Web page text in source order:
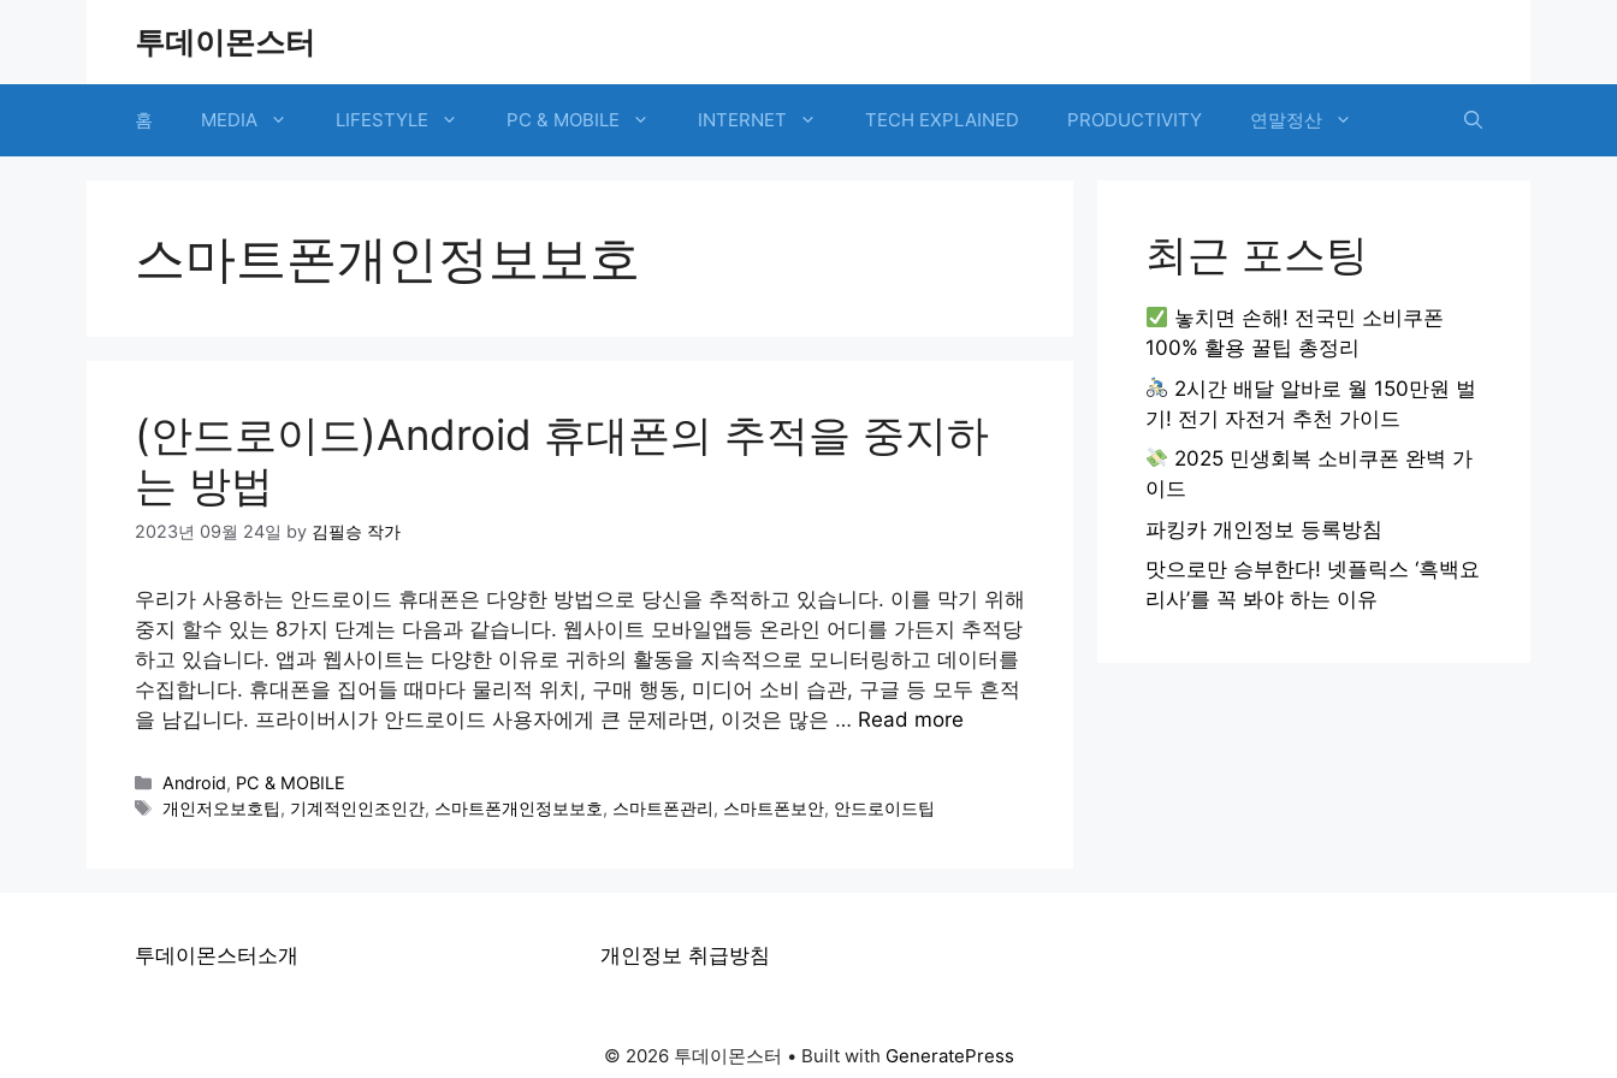
투데이몬스터
홈 MEDIA LIFESTYLE PC & MOBILE INTERNET TECH EXPLAINED PRODUCTIVITY 연말정산
스마트폰개인정보보호
(안드로이드)Android 휴대폰의 추적을 중지하
는 방법
2023년 09월 24일 by 김필승 작가
우리가 사용하는 안드로이드 휴대폰은 다양한 방법으로 당신을 추적하고 있습니다. 이를 막기 위해
중지 할수 있는 8가지 단계는 다음과 같습니다. 웹사이트 모바일앱등 온라인 어디를 가든지 추적당
하고 있습니다. 앱과 웹사이트는 다양한 이유로 귀하의 활동을 지속적으로 모니터링하고 데이터를
수집합니다. 휴대폰을 집어들 때마다 물리적 위치, 구매 행동, 미디어 소비 습관, 구글 등 모두 흔적
을 남깁니다. 프라이버시가 안드로이드 사용자에게 큰 문제라면, 이것은 많은 … Read more
Categories
Android, PC & MOBILE
Tags
개인저오보호팁, 기계적인인조인간, 스마트폰개인정보보호, 스마트폰관리, 스마트폰보안, 안드로이드팁
최근 포스팅
놓치면 손해! 전국민 소비쿠폰
100% 활용 꿀팁 총정리
2시간 배달 알바로 월 150만원 벌
기! 전기 자전거 추천 가이드
2025 민생회복 소비쿠폰 완벽 가
이드
파킹카 개인정보 등록방침
맛으로만 승부한다! 넷플릭스 ‘흑백요
리사’를 꼭 봐야 하는 이유
투데이몬스터소개 개인정보 취급방침
© 2026 투데이몬스터 • Built with GeneratePress